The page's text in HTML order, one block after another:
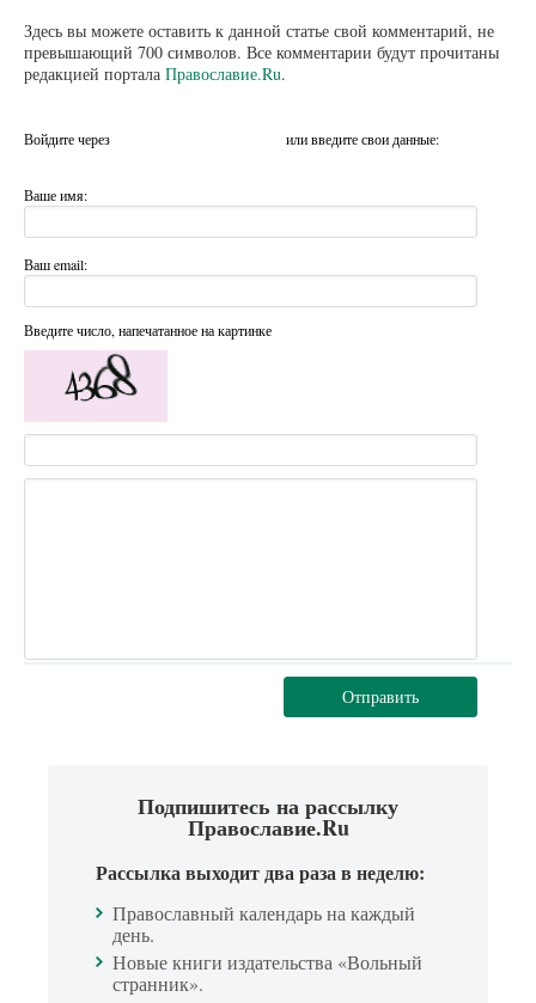
Здесь вы можете оставить к данной статье свой комментарий, не
превышающий 700 символов. Все комментарии будут прочитаны
редакцией портала Православие.Ru.
Войдите через или введите свои данные:
Ваше имя:
Ваш email:
Введите число, напечатанное на картинке
Отправить
Подпишитесь на рассылку
Православие.Ru
Рассылка выходит два раза в неделю:
Православный календарь на каждый
день.
Новые книги издательства «Вольный
странник».